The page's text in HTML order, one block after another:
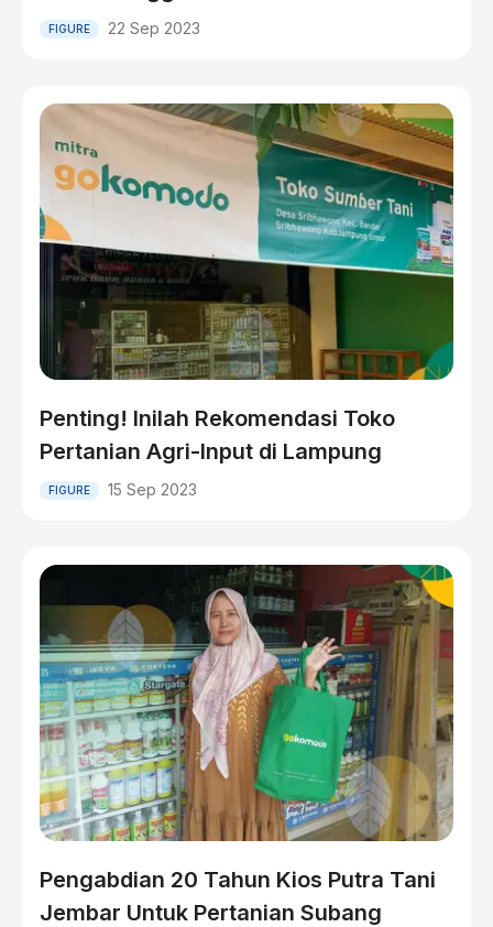
FIGURE 22 Sep 2023
Penting! Inilah Rekomendasi Toko
Pertanian Agri-Input di Lampung
FIGURE 15 Sep 2023
Pengabdian 20 Tahun Kios Putra Tani
Jembar Untuk Pertanian Subang